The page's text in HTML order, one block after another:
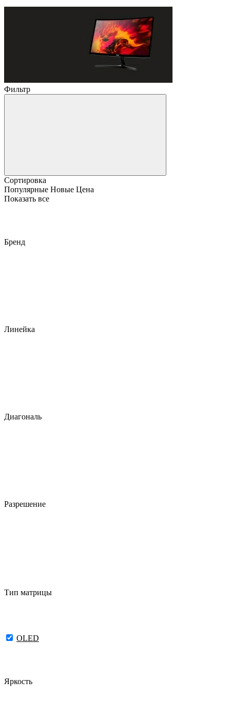
Фильтр
Сортировка
Популярные Новые Цена
Показать все
Бренд
Линейка
Диагональ
Разрешение
Тип матрицы
OLED
Яркость